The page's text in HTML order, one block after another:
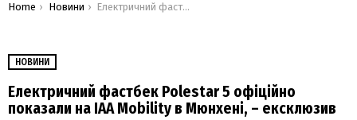
You are here:
Home Новини Електричний фастбек Polestar 5 офіційно показали на IAA Mobility в Мюнхені, – ексклюзив
НОВИНИ
Електричний фастбек Polestar 5 офіційно
показали на IAA Mobility в Мюнхені, – ексклюзив